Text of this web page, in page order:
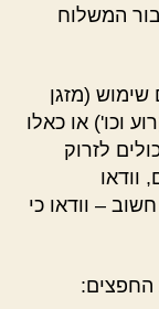
המשלוח
(מזגן
וכו') או כאלו
לזרוק
וודאו
– וודאו כי
החפצים: